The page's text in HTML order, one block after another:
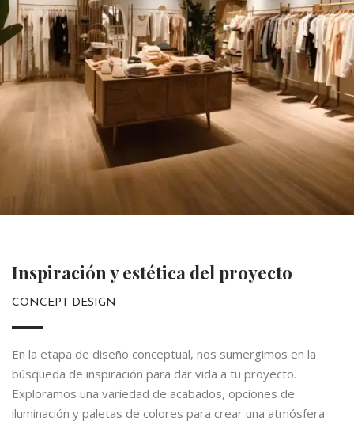
Inspiración y estética del proyecto
CONCEPT DESIGN
En la etapa de diseño conceptual, nos sumergimos en la
búsqueda de inspiración para dar vida a tu proyecto.
Exploramos una variedad de acabados, opciones de
iluminación y paletas de colores para crear una atmósfera